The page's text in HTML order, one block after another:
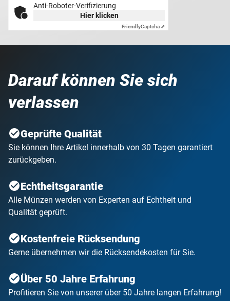
Anti-Roboter-Verifizierung
Hier klicken
FriendlyCaptcha ⇗
Darauf können Sie sich
verlassen
Geprüfte Qualität
Sie können Ihre Artikel innerhalb von 30 Tagen garantiert
zurückgeben.
Echtheitsgarantie
Alle Münzen werden von Experten auf Echtheit und
Qualität geprüft.
Kostenfreie Rücksendung
Gerne übernehmen wir die Rücksendekosten für Sie.
Über 50 Jahre Erfahrung
Profitieren Sie von unserer über 50 Jahre langen Erfahrung!